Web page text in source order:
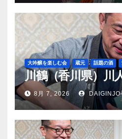
大吟醸を楽しむ会 蔵元 話題の酒
川鶴（香川県）川
8月 7, 2026